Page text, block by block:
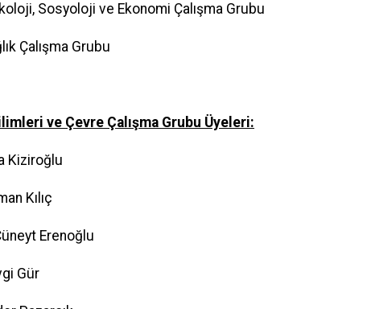
Sosyoloji ve Ekonomi Çalışma Grubu
Çalışma Grubu
ve Çevre Çalışma Grubu Üyeleri:
Kiziroğlu
Kılıç
Erenoğlu
Gür